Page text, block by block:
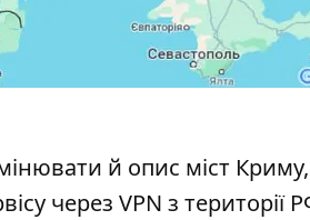
й опис міст
через VPN з території